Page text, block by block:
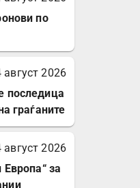
по
август 2026
последица
граѓаните
август 2026
за